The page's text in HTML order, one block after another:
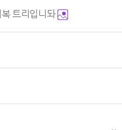
트리입니돠